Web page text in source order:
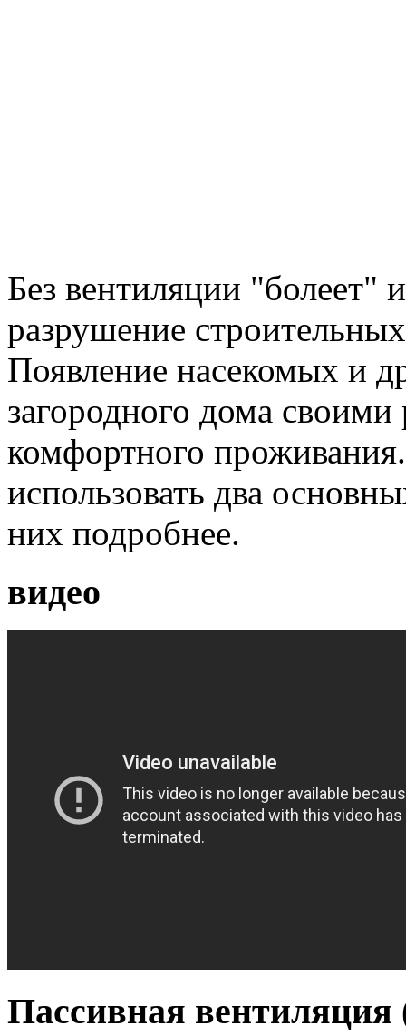
Без вентиляции "болеет"
разрушение
Появление насекомых и
загородного дома своими
комфортного
использовать два
них подробнее.
видео
Пассивная вентиляция